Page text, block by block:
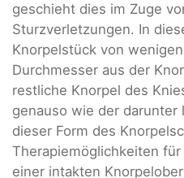
geschieht dies im Zuge
Sturzverletzungen. In
Knorpelstück von
Durchmesser aus der
restliche Knorpel des
genauso wie der darunter
dieser Form des
Therapiemöglichkeiten für
einer intakten